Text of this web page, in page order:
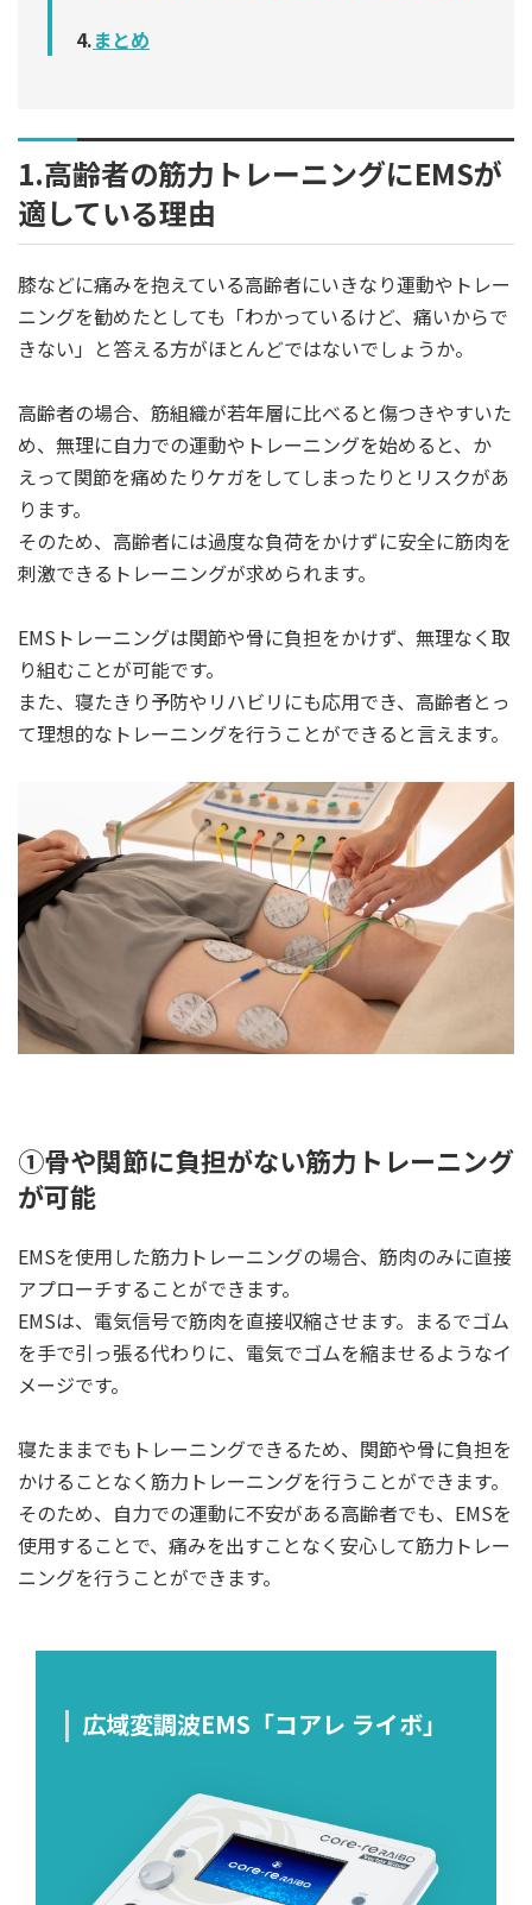
4.まとめ
1.高齢者の筋力トレーニングにEMSが
適している理由
膝などに痛みを抱えている高齢者にいきなり運動やトレー
ニングを勧めたとしても「わかっているけど、痛いからで
きない」と答える方がほとんどではないでしょうか。
高齢者の場合、筋組織が若年層に比べると傷つきやすいた
め、無理に自力での運動やトレーニングを始めると、か
えって関節を痛めたりケガをしてしまったりとリスクがあ
ります。
そのため、高齢者には過度な負荷をかけずに安全に筋肉を
刺激できるトレーニングが求められます。
EMSトレーニングは関節や骨に負担をかけず、無理なく取
り組むことが可能です。
また、寝たきり予防やリハビリにも応用でき、高齢者とっ
て理想的なトレーニングを行うことができると言えます。
①骨や関節に負担がない筋力トレーニング
が可能
EMSを使用した筋力トレーニングの場合、筋肉のみに直接
アプローチすることができます。
EMSは、電気信号で筋肉を直接収縮させます。まるでゴム
を手で引っ張る代わりに、電気でゴムを縮ませるようなイ
メージです。
寝たままでもトレーニングできるため、関節や骨に負担を
かけることなく筋力トレーニングを行うことができます。
そのため、自力での運動に不安がある高齢者でも、EMSを
使用することで、痛みを出すことなく安心して筋力トレー
ニングを行うことができます。
広域変調波EMS「コアレ ライボ」